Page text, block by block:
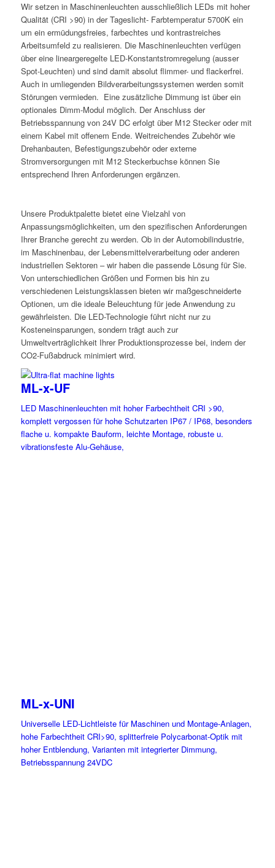
Wir setzen in Maschinenleuchten ausschließlich LEDs mit hoher
Qualität (CRI >90) in der Tageslicht- Farbtemperatur 5700K ein
um ein ermüdungsfreies, farbechtes und kontrastreiches
Arbeitsumfeld zu realisieren. Die Maschinenleuchten verfügen
über eine lineargeregelte LED-Konstantstromregelung (ausser
Spot-Leuchten) und sind damit absolut flimmer- und flackerfrei.
Auch in umliegenden Bildverarbeitungssystemen werden somit
Störungen vermieden. Eine zusätzliche Dimmung ist über ein
optionales Dimm-Modul möglich. Der Anschluss der
Betriebsspannung von 24V DC erfolgt über M12 Stecker oder mit
einem Kabel mit offenem Ende. Weitreichendes Zubehör wie
Drehanbauten, Befestigungszubehör oder externe
Stromversorgungen mit M12 Steckerbuchse können Sie
entsprechend Ihren Anforderungen ergänzen.
Unsere Produktpalette bietet eine Vielzahl von
Anpassungsmöglichkeiten, um den spezifischen Anforderungen
Ihrer Branche gerecht zu werden. Ob in der Automobilindustrie,
im Maschinenbau, der Lebensmittelverarbeitung oder anderen
industriellen Sektoren – wir haben die passende Lösung für Sie.
Von unterschiedlichen Größen und Formen bis hin zu
verschiedenen Leistungsklassen bieten wir maßgeschneiderte
Optionen, um die ideale Beleuchtung für jede Anwendung zu
gewährleisten. Die LED-Technologie führt nicht nur zu
Kosteneinsparungen, sondern trägt auch zur
Umweltverträglichkeit Ihrer Produktionsprozesse bei, indem der
CO2-Fußabdruck minimiert wird.
ML-x-UF
LED Maschinenleuchten mit hoher Farbechtheit CRI >90,
komplett vergossen für hohe Schutzarten IP67 / IP68, besonders
flache u. kompakte Bauform, leichte Montage, robuste u.
vibrationsfeste Alu-Gehäuse,
ML-x-UNI
Universelle LED-Lichtleiste für Maschinen und Montage-Anlagen,
hohe Farbechtheit CRI>90, splitterfreie Polycarbonat-Optik mit
hoher Entblendung, Varianten mit integrierter Dimmung,
Betriebsspannung 24VDC